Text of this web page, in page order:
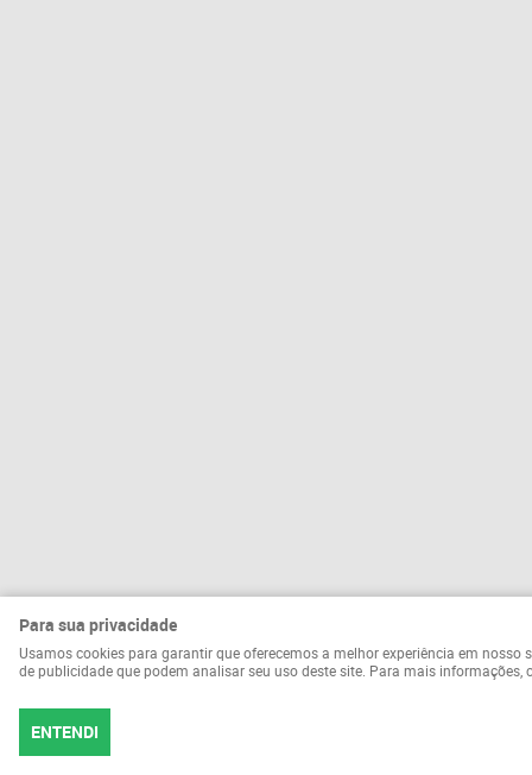
Para sua privacidade
Usamos cookies para garantir que oferecemos a melhor experiência em nosso
de publicidade que podem analisar seu uso deste site. Para mais informações,
ENTENDI